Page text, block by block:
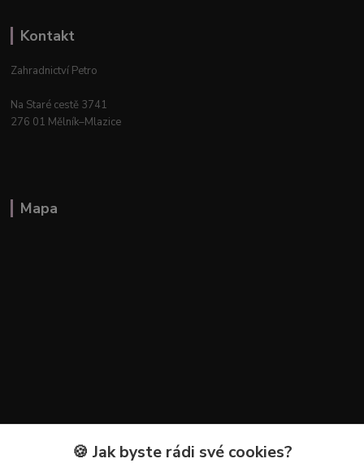
Kontakt
Zahradnictví Petro
Na Staré cestě 3741
276 01 Mělník–Mlazice
Mapa
Kontakty🍪 Jak byste rádi své cookies?